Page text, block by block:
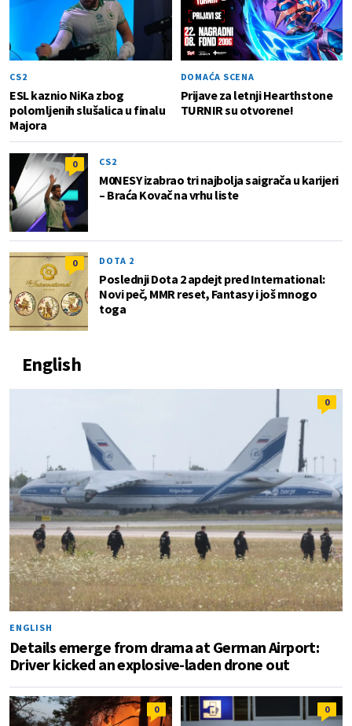
CS2
ESL kaznio NiKa zbog
polomljenih slušalica u finalu
Majora
DOMAĆA SCENA
Prijave za letnji Hearthstone
TURNIR su otvorene!
0 CS2
M0NESY izabrao tri najbolja saigrača u karijeri
– Braća Kovač na vrhu liste
0 DOTA 2
Poslednji Dota 2 apdejt pred International:
Novi peč, MMR reset, Fantasy i još mnogo
toga
English
0
ENGLISH
Details emerge from drama at German Airport:
Driver kicked an explosive-laden drone out
0 0